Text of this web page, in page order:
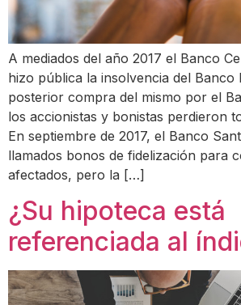
A mediados del año 2017 el Banco
hizo pública la insolvencia del
posterior compra del mismo por el
los accionistas y bonistas perdieron
En septiembre de 2017, el Banco
llamados bonos de fidelización para
afectados, pero la […]
¿Su hipoteca está
referenciada al